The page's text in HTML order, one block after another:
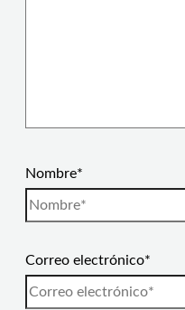
Nombre*
Correo electrónico*